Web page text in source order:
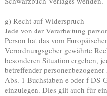
g) Recht auf Widerspruch
Jede von der Verarbeitung
Person hat das vom
Verordnungsgeber gewährte
besonderen Situation ergeben,
betreffender
Abs. 1 Buchstaben e oder f DS-
einzulegen. Dies gilt auch für